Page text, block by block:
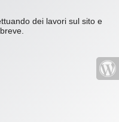
dei lavori sul sito e